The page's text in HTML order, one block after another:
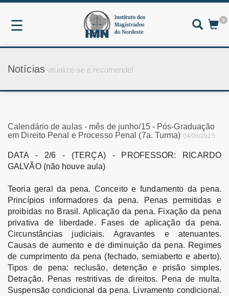
☰ 0
Notícias atualize-se e recomende!
Calendário de aulas - mês de junho/15 - Pós-Graduação
em Direito Penal e Processo Penal (7a. Turma) 04/06/2015
DATA - 2/6 - (TERÇA) - PROFESSOR: RICARDO
GALVÃO (não houve aula)
Teoria geral da pena. Conceito e fundamento da pena.
Princípios informadores da pena. Penas permitidas e
proibidas no Brasil. Aplicação da pena. Fixação da pena
privativa de liberdade. Fases de aplicação da pena.
Circunstâncias judiciais. Agravantes e atenuantes.
Causas de aumento e de diminuição da pena. Regimes
de cumprimento da pena (fechado, semiaberto e aberto).
Tipos de pena: reclusão, detenção e prisão simples.
Detração. Penas restritivas de direitos. Pena de multa.
Suspensão condicional da pena. Livramento condicional.